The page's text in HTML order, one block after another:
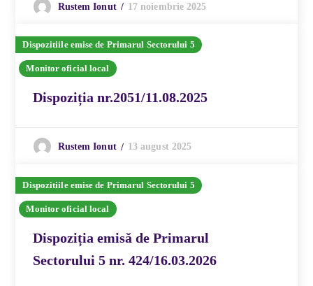
Rustem Ionut 17 noiembrie 2025
Dispozitiile emise de Primarul Sectorului 5
Monitor oficial local
Dispoziția nr.2051/11.08.2025
Rustem Ionut 13 august 2025
Dispozitiile emise de Primarul Sectorului 5
Monitor oficial local
Dispoziția emisă de Primarul
Sectorului 5 nr. 424/16.03.2026